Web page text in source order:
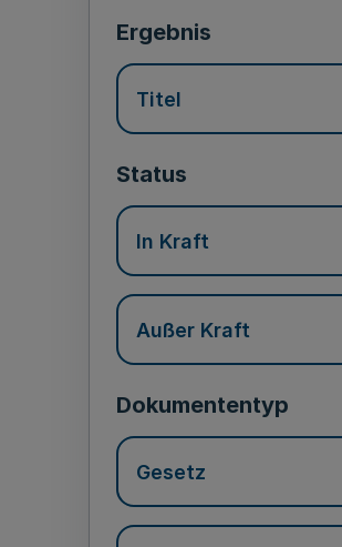
Ergebnis
Titel
Status
In Kraft
Außer Kraft
Dokumententyp
Gesetz